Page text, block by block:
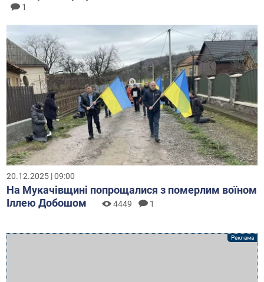
1
20.12.2025 | 09:00
На Мукачівщині попрощалися з померлим воїном
Іллею Добошом
4449 1